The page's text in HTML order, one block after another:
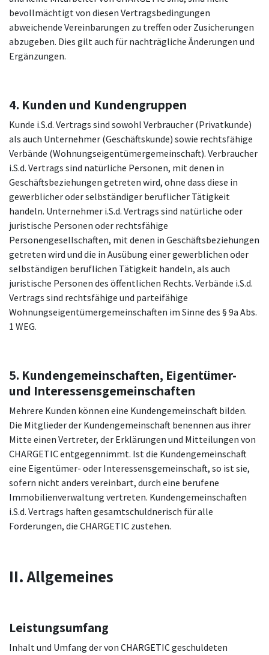
bevollmächtigt von diesen Vertragsbedingungen
abweichende Vereinbarungen zu treffen oder Zusicherungen
abzugeben. Dies gilt auch für nachträgliche Änderungen und
Ergänzungen.
4. Kunden und Kundengruppen
Kunde i.S.d. Vertrags sind sowohl Verbraucher (Privatkunde)
als auch Unternehmer (Geschäftskunde) sowie rechtsfähige
Verbände (Wohnungseigentümergemeinschaft). Verbraucher
i.S.d. Vertrags sind natürliche Personen, mit denen in
Geschäftsbeziehungen getreten wird, ohne dass diese in
gewerblicher oder selbständiger beruflicher Tätigkeit
handeln. Unternehmer i.S.d. Vertrags sind natürliche oder
juristische Personen oder rechtsfähige
Personengesellschaften, mit denen in Geschäftsbeziehungen
getreten wird und die in Ausübung einer gewerblichen oder
selbständigen beruflichen Tätigkeit handeln, als auch
juristische Personen des öffentlichen Rechts. Verbände i.S.d.
Vertrags sind rechtsfähige und parteifähige
Wohnungseigentümergemeinschaften im Sinne des § 9a Abs.
1 WEG.
5. Kundengemeinschaften, Eigentümer-
und Interessensgemeinschaften
Mehrere Kunden können eine Kundengemeinschaft bilden.
Die Mitglieder der Kundengemeinschaft benennen aus ihrer
Mitte einen Vertreter, der Erklärungen und Mitteilungen von
CHARGETIC entgegennimmt. Ist die Kundengemeinschaft
eine Eigentümer- oder Interessensgemeinschaft, so ist sie,
sofern nicht anders vereinbart, durch eine berufene
Immobilienverwaltung vertreten. Kundengemeinschaften
i.S.d. Vertrags haften gesamtschuldnerisch für alle
Forderungen, die CHARGETIC zustehen.
II. Allgemeines
Leistungsumfang
Inhalt und Umfang der von CHARGETIC geschuldeten